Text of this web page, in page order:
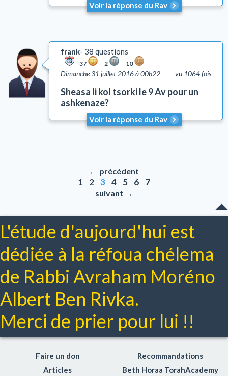
Voir la réponse du Rav
frank 38 questions
37 2 10
vu 1064 fois
Dimanche 31 juillet 2016 à 00h22
Sheasa li kol tsorki le 9 Av pour un
ashkenaze?
Voir la réponse du Rav
← précédent
1 2 3 4 5 6 7
suivant →
L'étude d'aujourd'hui est
dédiée à la réfoua chélema
de Rabbi Avraham Moréno
Albert Ben Rivka.
Merci de prier pour lui !!
Faire un don
Articles
Recommandations
Beth Horaa TorahAcademy